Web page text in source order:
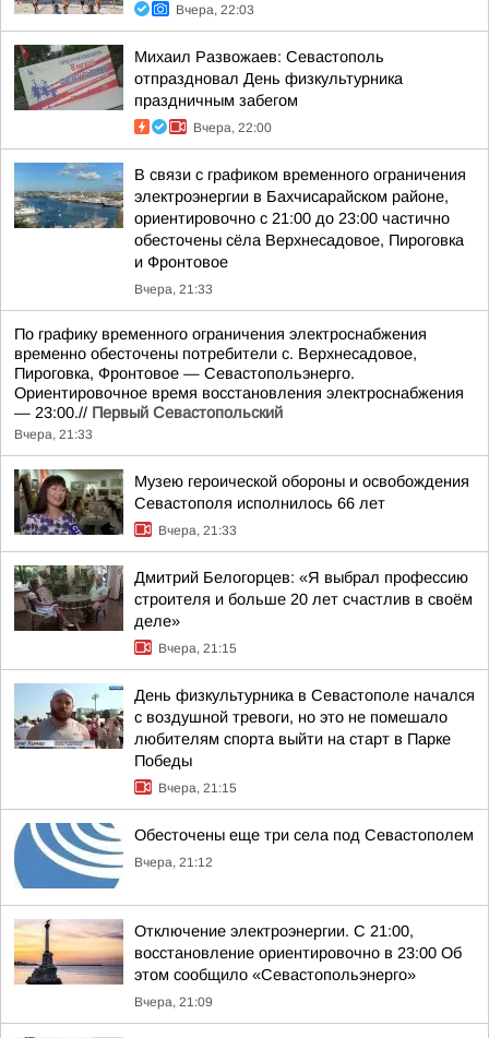
Вчера, 22:03
Михаил Развожаев: Севастополь
отпраздновал День физкультурника
праздничным забегом
Вчера, 22:00
В связи с графиком временного ограничения
электроэнергии в Бахчисарайском районе,
ориентировочно с 21:00 до 23:00 частично
обесточены сёла Верхнесадовое, Пироговка
и Фронтовое
Вчера, 21:33
По графику временного ограничения электроснабжения
временно обесточены потребители с. Верхнесадовое,
Пироговка, Фронтовое — Севастопольэнерго.
Ориентировочное время восстановления электроснабжения
— 23:00.// Первый Севастопольский
Вчера, 21:33
Музею героической обороны и освобождения
Севастополя исполнилось 66 лет
Вчера, 21:33
Дмитрий Белогорцев: «Я выбрал профессию
строителя и больше 20 лет счастлив в своём
деле»
Вчера, 21:15
День физкультурника в Севастополе начался
с воздушной тревоги, но это не помешало
любителям спорта выйти на старт в Парке
Победы
Вчера, 21:15
Обесточены еще три села под Севастополем
Вчера, 21:12
Отключение электроэнергии. С 21:00,
восстановление ориентировочно в 23:00 Об
этом сообщило «Севастопольэнерго»
Вчера, 21:09